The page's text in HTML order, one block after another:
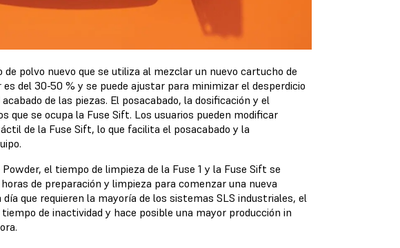
polvo nuevo que se utiliza al mezclar un nuevo cartucho de
del 30-50 % y se puede ajustar para minimizar el desperdicio
de las piezas. El posacabado, la dosificación y el
que se ocupa la Fuse Sift. Los usuarios pueden modificar
de la Fuse Sift, lo que facilita el posacabado y la
el tiempo de limpieza de la Fuse 1 y la Fuse Sift se
de preparación y limpieza para comenzar una nueva
que requieren la mayoría de los sistemas SLS industriales, el
de inactividad y hace posible una mayor producción in